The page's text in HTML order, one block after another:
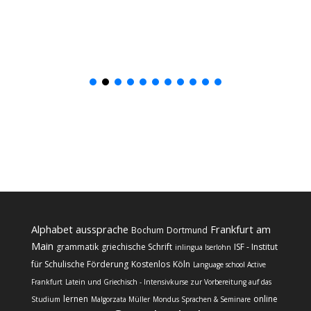
Alphabet aussprache Bochum Dortmund Frankfurt am
Main grammatik griechische Schrift inlingua Iserlohn ISF - Institut
für Schulische Förderung Kostenlos Köln Language school Active
Frankfurt Latein und Griechisch - Intensivkurse zur Vorbereitung auf das
Studium lernen Malgorzata Müller Mondus Sprachen & Seminare online